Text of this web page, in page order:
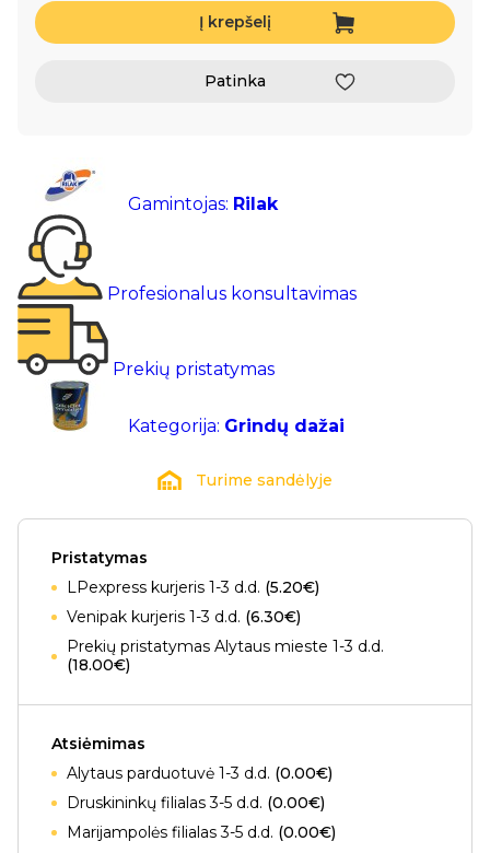
Į krepšelį
Patinka
Gamintojas: Rilak
Profesionalus konsultavimas
Prekių pristatymas
Kategorija: Grindų dažai
Turime sandėlyje
Pristatymas
LPexpress kurjeris 1-3 d.d. (5.20€)
Venipak kurjeris 1-3 d.d. (6.30€)
Prekių pristatymas Alytaus mieste 1-3 d.d.
(18.00€)
Atsiėmimas
Alytaus parduotuvė 1-3 d.d. (0.00€)
Druskininkų filialas 3-5 d.d. (0.00€)
Marijampolės filialas 3-5 d.d. (0.00€)